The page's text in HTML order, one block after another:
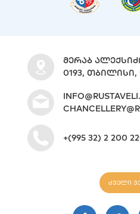
ᲛᲔᲠᲐᲑ
0193,
+(995 32) 2 200
ძველი